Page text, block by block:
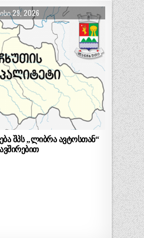
29, 2026
შპს ,,ლიბრა ავტოსთან“